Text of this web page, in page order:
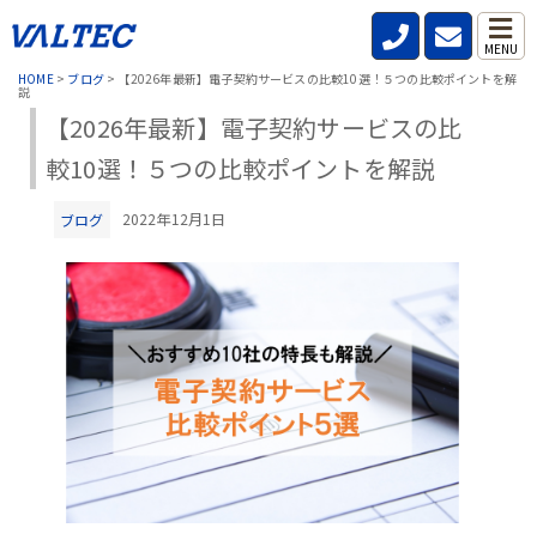
MENU
HOME> ブログ> 【2026年最新】電子契約サービスの比較10選！５つの比較ポイントを解
説
【2026年最新】電子契約サービスの比
較10選！５つの比較ポイントを解説
ブログ 2022年12月1日